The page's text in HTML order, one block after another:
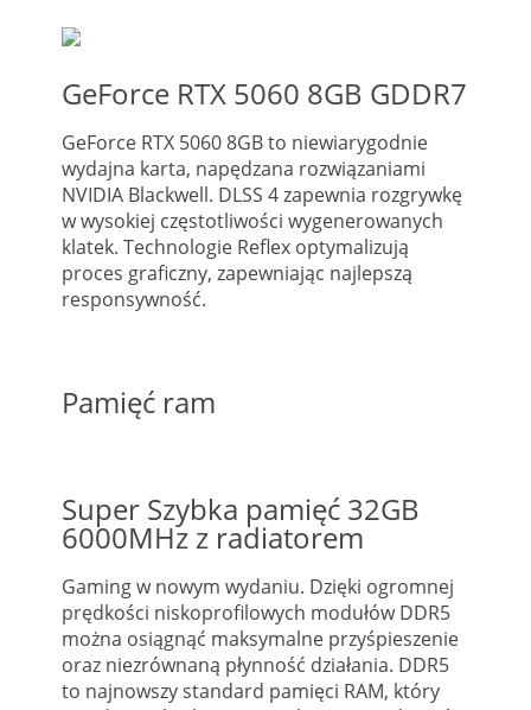
GeForce RTX 5060 8GB GDDR7
GeForce RTX 5060 8GB to niewiarygodnie
wydajna karta, napędzana rozwiązaniami
NVIDIA Blackwell. DLSS 4 zapewnia rozgrywkę
w wysokiej częstotliwości wygenerowanych
klatek. Technologie Reflex optymalizują
proces graficzny, zapewniając najlepszą
responsywność.
Pamięć ram
Super Szybka pamięć 32GB
6000MHz z radiatorem
Gaming w nowym wydaniu. Dzięki ogromnej
prędkości niskoprofilowych modułów DDR5
można osiągnąć maksymalne przyśpieszenie
oraz niezrównaną płynność działania. DDR5
to najnowszy standard pamięci RAM, który